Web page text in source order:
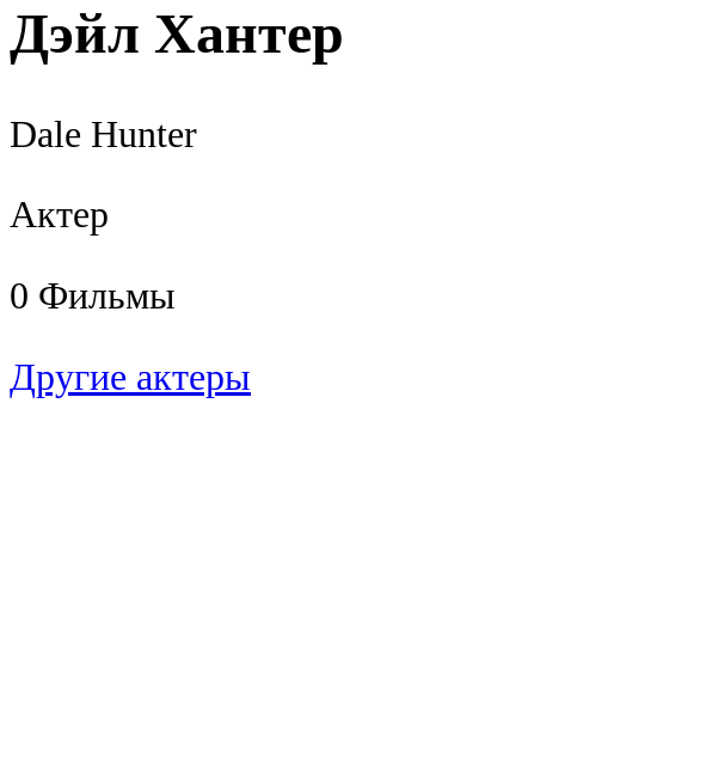
Дэйл Хантер
Dale Hunter
Актер
0 Фильмы
Другие актеры